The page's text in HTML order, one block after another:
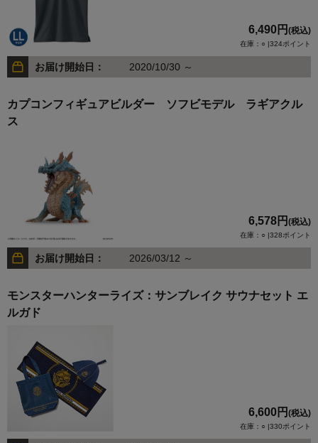
6,490円 (税込)
在庫：○ |324ポイント
お届け開始日： 2020/10/30 ～
カプコンフィギュアビルダー ソフビモデル ラギアクル
ス
6,578円 (税込)
在庫：○ |328ポイント
お届け開始日： 2026/03/12 ～
モンスターハンターライズ：サンブレイク サウナセット エ
ルガド
6,600円 (税込)
在庫：○ |330ポイント